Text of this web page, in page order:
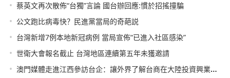
• 蔡英文再次散佈“台獨”言論 國台辦回應:慣於招搖撞騙
• 公文跑比病毒快？民進黨當局的奇葩説
• 台灣新增7例本地新冠病例 當局宣佈“已進入社區感染”
• 世衛大會報名截止 台灣地區連續第五年未獲邀請
• 澳門媒體走進江西參訪台企：讓外界了解台商在大陸投資興業情況